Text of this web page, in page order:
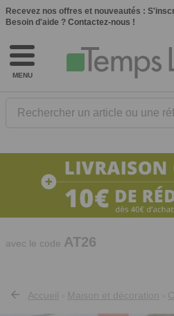
Recevez nos offres et nouveautés :
Besoin d'aide ? Contactez-nous !
MENU
Rechercher un article ou une
10€ de réduction dès 40€ d'achat. Offre
valable du 03/08/2026 au 12/08/
avec le code AT26
Accueil Maison et décoration